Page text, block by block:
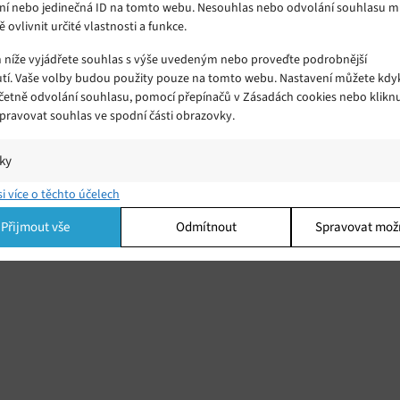
nebo jedinečná ID na tomto webu. Nesouhlas nebo odvolání souhlasu
ovlivnit určité vlastnosti a funkce.
vyjádřete souhlas s výše uvedeným nebo proveďte podrobnější
Vaše volby budou použity pouze na tomto webu. Nastavení můžete
odvolání souhlasu, pomocí přepínačů v Zásadách cookies nebo
souhlas ve spodní části obrazovky.
a/nebo přístup k informacím v zařízení, Porozumění publiku
kombinací údajů z různých zdrojů.
více o těchto účelech
Přijmout vše Odmítnout Spravovat